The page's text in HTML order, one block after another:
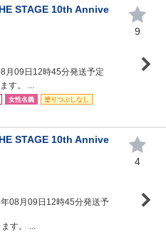
STAGE 10th Annive
月09日12時45分発送予定
す。 ...
女性名義
塗りつぶしなし
9
STAGE 10th Annive
08月09日12時45分発送予
す。 ...
4